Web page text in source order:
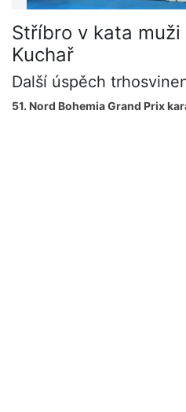
Stříbro v kata
Kuchař
Další úspěch
51. Nord Bohemia Grand Prix